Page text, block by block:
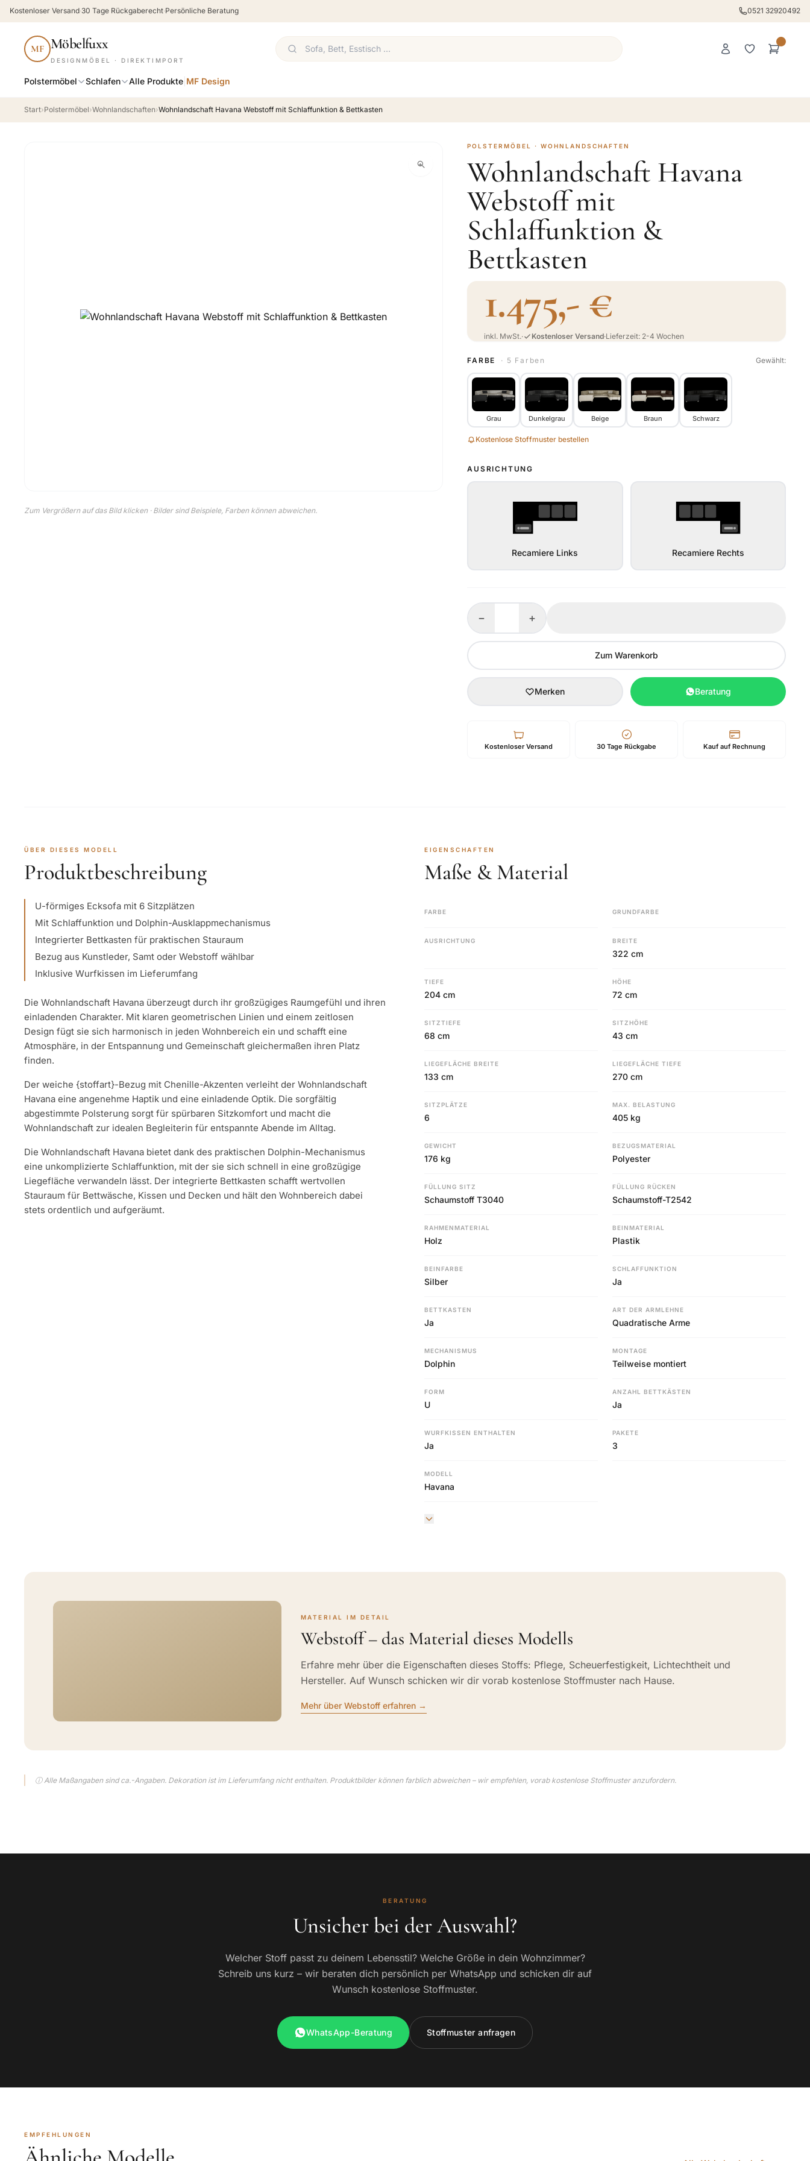
Kostenloser Versand·30 Tage Rückgaberecht·Persönliche Beratung 0521 32920492
MF Möbelfuxx
DESIGNMÖBEL · DIREKTIMPORT
Polstermöbel Schlafen Alle Produkte MF Design
Start›Polstermöbel›Wohnlandschaften›Wohnlandschaft Havana Webstoff mit Schlaffunktion & Bettkasten
Zum Vergrößern auf das Bild klicken · Bilder sind Beispiele, Farben können abweichen.
POLSTERMÖBEL · WOHNLANDSCHAFTEN
Wohnlandschaft Havana
Webstoff mit
Schlaffunktion &
Bettkasten
1.475,- €
inkl. MwSt.· Kostenloser Versand·Lieferzeit: 2-4 Wochen
FARBE · 5 Farben Gewählt:
Grau Dunkelgrau Beige Braun Schwarz
Kostenlose Stoffmuster bestellen
AUSRICHTUNG
Recamiere Links Recamiere Rechts
− +
Zum Warenkorb
Merken Beratung
Kostenloser Versand 30 Tage Rückgabe Kauf auf Rechnung
ÜBER DIESES MODELL
Produktbeschreibung
U-förmiges Ecksofa mit 6 Sitzplätzen
Mit Schlaffunktion und Dolphin-Ausklappmechanismus
Integrierter Bettkasten für praktischen Stauraum
Bezug aus Kunstleder, Samt oder Webstoff wählbar
Inklusive Wurfkissen im Lieferumfang
Die Wohnlandschaft Havana überzeugt durch ihr großzügiges Raumgefühl und ihren
einladenden Charakter. Mit klaren geometrischen Linien und einem zeitlosen
Design fügt sie sich harmonisch in jeden Wohnbereich ein und schafft eine
Atmosphäre, in der Entspannung und Gemeinschaft gleichermaßen ihren Platz
finden.
Der weiche {stoffart}-Bezug mit Chenille-Akzenten verleiht der Wohnlandschaft
Havana eine angenehme Haptik und eine einladende Optik. Die sorgfältig
abgestimmte Polsterung sorgt für spürbaren Sitzkomfort und macht die
Wohnlandschaft zur idealen Begleiterin für entspannte Abende im Alltag.
Die Wohnlandschaft Havana bietet dank des praktischen Dolphin-Mechanismus
eine unkomplizierte Schlaffunktion, mit der sie sich schnell in eine großzügige
Liegefläche verwandeln lässt. Der integrierte Bettkasten schafft wertvollen
Stauraum für Bettwäsche, Kissen und Decken und hält den Wohnbereich dabei
stets ordentlich und aufgeräumt.
EIGENSCHAFTEN
Maße & Material
FARBE GRUNDFARBE
AUSRICHTUNG BREITE
322 cm
TIEFE
204 cm
HÖHE
72 cm
SITZTIEFE
68 cm
SITZHÖHE
43 cm
LIEGEFLÄCHE BREITE
133 cm
LIEGEFLÄCHE TIEFE
270 cm
SITZPLÄTZE
6
MAX. BELASTUNG
405 kg
GEWICHT
176 kg
BEZUGSMATERIAL
Polyester
FÜLLUNG SITZ
Schaumstoff T3040
FÜLLUNG RÜCKEN
Schaumstoff-T2542
RAHMENMATERIAL
Holz
BEINMATERIAL
Plastik
BEINFARBE
Silber
SCHLAFFUNKTION
Ja
BETTKASTEN
Ja
ART DER ARMLEHNE
Quadratische Arme
MECHANISMUS
Dolphin
MONTAGE
Teilweise montiert
FORM
U
ANZAHL BETTKÄSTEN
Ja
WURFKISSEN ENTHALTEN
Ja
PAKETE
3
MODELL
Havana
MATERIAL IM DETAIL
Webstoff – das Material dieses Modells
Erfahre mehr über die Eigenschaften dieses Stoffs: Pflege, Scheuerfestigkeit, Lichtechtheit und
Hersteller. Auf Wunsch schicken wir dir vorab kostenlose Stoffmuster nach Hause.
Mehr über Webstoff erfahren →
ⓘ Alle Maßangaben sind ca.-Angaben. Dekoration ist im Lieferumfang nicht enthalten. Produktbilder können farblich abweichen – wir empfehlen, vorab kostenlose Stoffmuster anzufordern.
BERATUNG
Unsicher bei der Auswahl?
Welcher Stoff passt zu deinem Lebensstil? Welche Größe in dein Wohnzimmer?
Schreib uns kurz – wir beraten dich persönlich per WhatsApp und schicken dir auf
Wunsch kostenlose Stoffmuster.
WhatsApp-Beratung Stoffmuster anfragen
EMPFEHLUNGEN